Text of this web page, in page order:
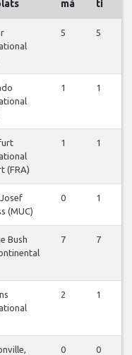
må ti
5 5
1 1
(FRA)
1 1
(MUC)
0 1
Bush
7 7
2 1
0 0